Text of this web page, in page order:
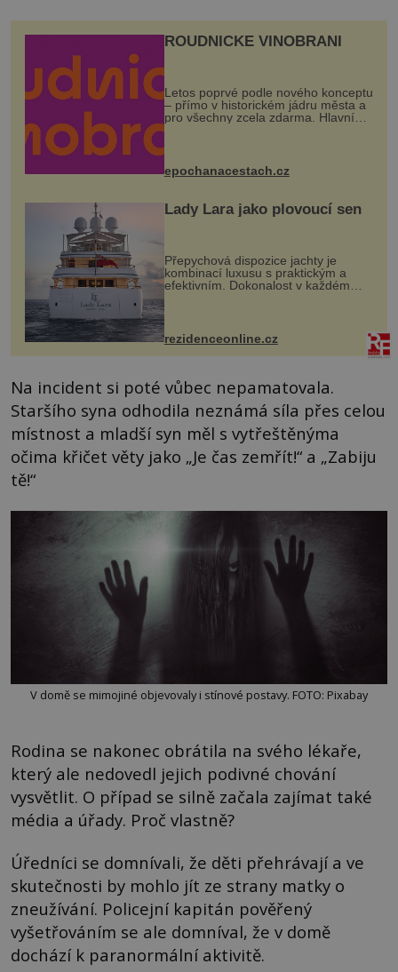
ROUDNICKÉ VINOBRANÍ
Letos poprvé podle nového konceptu
– přímo v historickém jádru města a
pro všechny zcela zdarma. Hlavní
program se odehraje na Karlově a
mohou těšit na víno, burčák, pes...
epochanacestach.cz
Lady Lara jako plovoucí sen
Přepychová dispozice jachty je
kombinací luxusu s praktickým a
efektivním. Dokonalost v každém
detailu představuje značka Fendi
Casa, kterou byly vybaveny její
paluby. Monacký přístav nabízí
každoročn...
rezidenceonline.cz
Na incident si poté vůbec nepamatovala.
Staršího syna odhodila neznámá síla přes celou
místnost a mladší syn měl s vytřeštěnýma
očima křičet věty jako „Je čas zemřít!“ a „Zabiju
tě!“
V domě se mimojiné objevovaly i stínové postavy. FOTO: Pixabay
Rodina se nakonec obrátila na svého lékaře,
který ale nedovedl jejich podivné chování
vysvětlit. O případ se silně začala zajímat také
média a úřady. Proč vlastně?
Úředníci se domnívali, že děti přehrávají a ve
skutečnosti by mohlo jít ze strany matky o
zneužívání. Policejní kapitán pověřený
vyšetřováním se ale domníval, že v domě
dochází k paranormální aktivitě.